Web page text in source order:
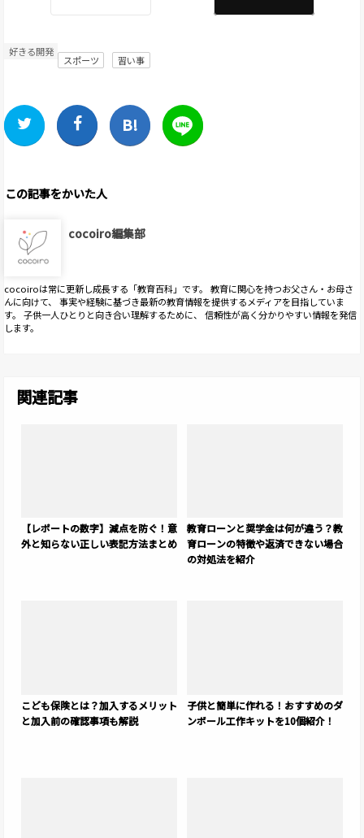
好きる開発
スポーツ 習い事
この記事をかいた人
cocoiro編集部
cocoiroは常に更新し成長する「教育百科」です。 教育に関心を持つお父さん・お母さ
んに向けて、 事実や経験に基づき最新の教育情報を提供するメディアを目指していま
す。 子供一人ひとりと向き合い理解するために、 信頼性が高く分かりやすい情報を発信
します。
関連記事
【レポートの数字】減点を防ぐ！意
外と知らない正しい表記方法まとめ
教育ローンと奨学金は何が違う？教
育ローンの特徴や返済できない場合
の対処法を紹介
こども保険とは？加入するメリット
と加入前の確認事項も解説
子供と簡単に作れる！おすすめのダ
ンボール工作キットを10個紹介！